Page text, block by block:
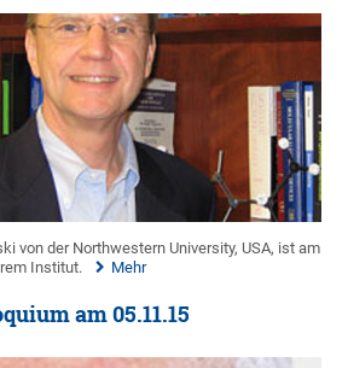
von der Northwestern University, USA, ist am
Institut.
Mehr
am 05.11.15